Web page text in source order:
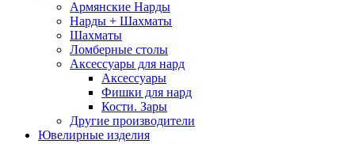
Армянские Нарды
Нарды + Шахматы
Шахматы
Ломберные столы
Аксессуары для нард
Аксессуары
Фишки для нард
Кости. Зары
Другие производители
Ювелирные изделия